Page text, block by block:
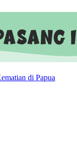
di Papua